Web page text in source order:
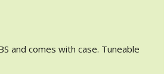
and comes with case. Tuneable